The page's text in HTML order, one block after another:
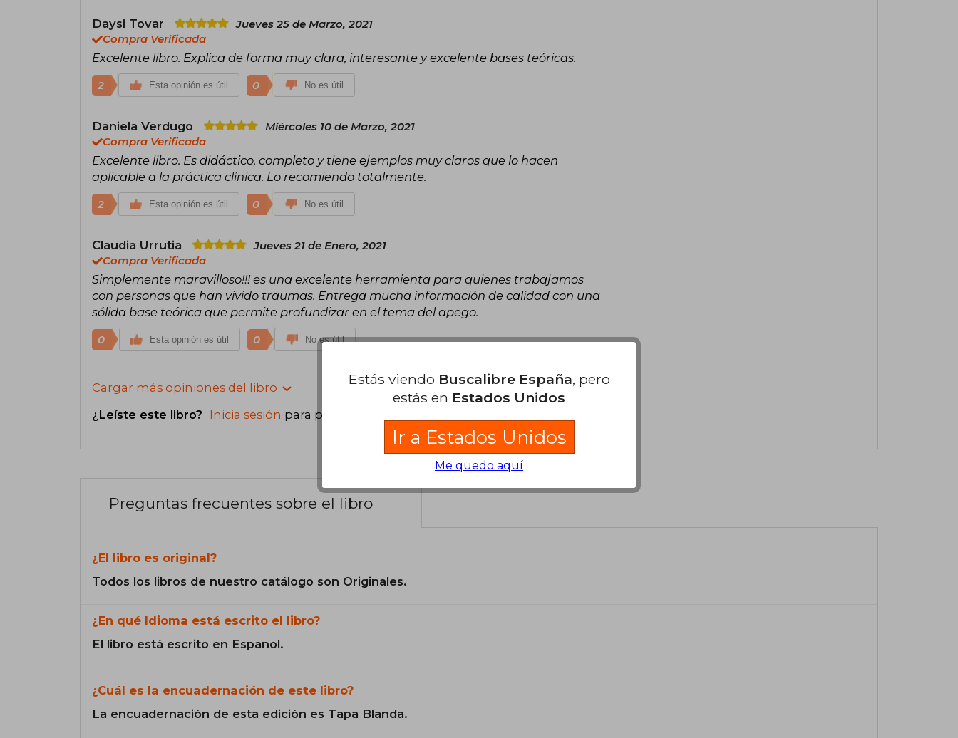
Daysi Tovar
Jueves 25 de Marzo, 2021
Compra Verificada
Excelente libro. Explica de forma muy clara, interesante y excelente bases teóricas.
2 Esta opinión es útil 0 No es útil
Daniela Verdugo
Miércoles 10 de Marzo, 2021
Compra Verificada
Excelente libro. Es didáctico, completo y tiene ejemplos muy claros que lo hacen
aplicable a la práctica clínica. Lo recomiendo totalmente.
2 Esta opinión es útil 0 No es útil
Claudia Urrutia
Jueves 21 de Enero, 2021
Compra Verificada
Simplemente maravilloso!!! es una excelente herramienta para quienes trabajamos
con personas que han vivido traumas. Entrega mucha información de calidad con una
sólida base teórica que permite profundizar en el tema del apego.
0 Esta opinión es útil 0 No es útil
Cargar más opiniones del libro
¿Leíste este libro? Inicia sesión para poder agregar tu propia evaluación
Preguntas frecuentes sobre el libro
¿El libro es original?
Todos los libros de nuestro catálogo son Originales.
¿En qué Idioma está escrito el libro?
El libro está escrito en Español.
¿Cuál es la encuadernación de este libro?
La encuadernación de esta edición es Tapa Blanda.
Estás viendo Buscalibre España, pero
estás en Estados Unidos
Ir a Estados Unidos
Me quedo aquí